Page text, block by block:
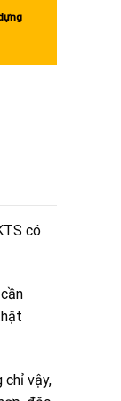
có
chỉ vậy,